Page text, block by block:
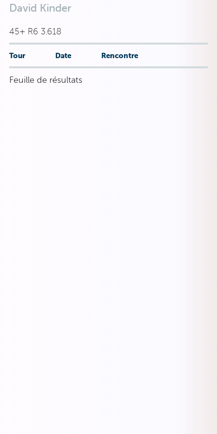
David Kinder
45+ R6 3.618
Tour Date Rencontre
Feuille de résultats